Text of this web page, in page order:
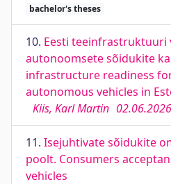
bachelor's theses
10. Eesti teeinfrastruktuuri
autonoomsete sõidukite
infrastructure readiness
autonomous vehicles in
Kiis, Karl Martin 02.06.2026
11. Isejuhtivate sõidukite
poolt. Consumers
vehicles